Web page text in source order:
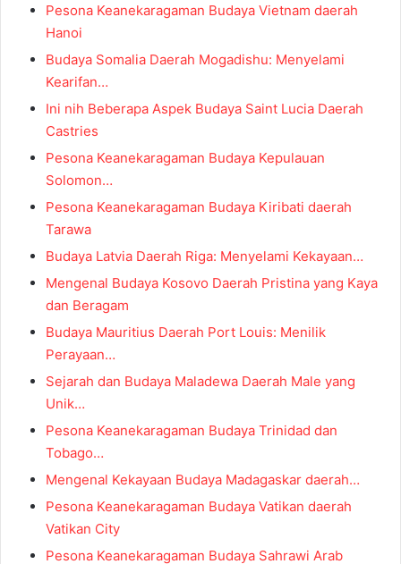
Pesona Keanekaragaman Budaya Vietnam daerah
Hanoi
Budaya Somalia Daerah Mogadishu: Menyelami
Kearifan…
Ini nih Beberapa Aspek Budaya Saint Lucia Daerah
Castries
Pesona Keanekaragaman Budaya Kepulauan
Solomon…
Pesona Keanekaragaman Budaya Kiribati daerah
Tarawa
Budaya Latvia Daerah Riga: Menyelami Kekayaan…
Mengenal Budaya Kosovo Daerah Pristina yang Kaya
dan Beragam
Budaya Mauritius Daerah Port Louis: Menilik
Perayaan…
Sejarah dan Budaya Maladewa Daerah Male yang
Unik…
Pesona Keanekaragaman Budaya Trinidad dan
Tobago…
Mengenal Kekayaan Budaya Madagaskar daerah…
Pesona Keanekaragaman Budaya Vatikan daerah
Vatikan City
Pesona Keanekaragaman Budaya Sahrawi Arab